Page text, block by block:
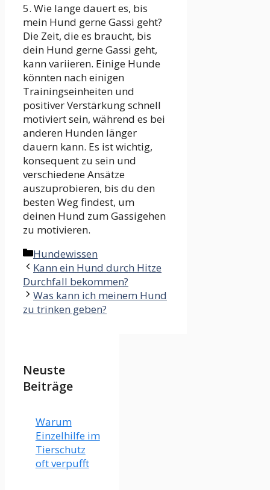
5. Wie lange dauert es, bis
mein Hund gerne Gassi geht?
Die Zeit, die es braucht, bis
dein Hund gerne Gassi geht,
kann variieren. Einige Hunde
könnten nach einigen
Trainingseinheiten und
positiver Verstärkung schnell
motiviert sein, während es bei
anderen Hunden länger
dauern kann. Es ist wichtig,
konsequent zu sein und
verschiedene Ansätze
auszuprobieren, bis du den
besten Weg findest, um
deinen Hund zum Gassigehen
zu motivieren.
Kategorien
Hundewissen
Kann ein Hund durch Hitze
Durchfall bekommen?
Was kann ich meinem Hund
zu trinken geben?
Neuste
Beiträge
Warum
Einzelhilfe im
Tierschutz
oft verpufft